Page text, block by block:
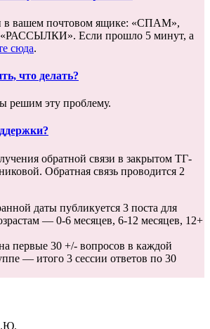
в вашем почтовом ящике: «СПАМ»,
Если прошло 5 минут, а
сюда.
что делать?
решим эту проблему.
обратной связи в закрытом ТГ-
Обратная связь проводится 2
даты публикуется 3 поста для
— 0-6 месяцев, 6-12 месяцев, 12+
первые 30 +/- вопросов в каждой
— итого 3 сессии ответов по 30